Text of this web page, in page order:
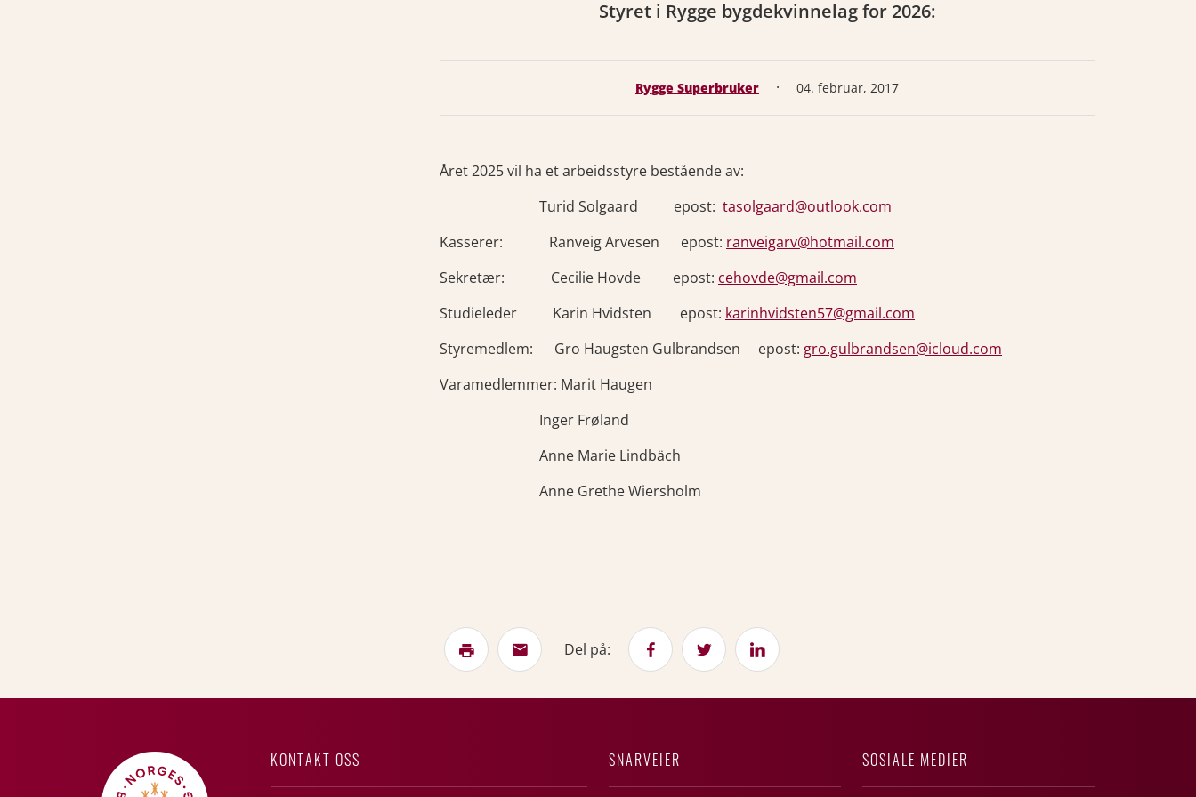
Styret i Rygge bygdekvinnelag for 2026:
Rygge Superbruker · 04. februar, 2017
Året 2025 vil ha et arbeidsstyre bestående av:
Turid Solgaard epost: tasolgaard@outlook.com
Kasserer: Ranveig Arvesen epost: ranveigarv@hotmail.com
Sekretær: Cecilie Hovde epost: cehovde@gmail.com
Studieleder Karin Hvidsten epost: karinhvidsten57@gmail.com
Styremedlem: Gro Haugsten Gulbrandsen epost: gro.gulbrandsen@icloud.com
Varamedlemmer: Marit Haugen
Inger Frøland
Anne Marie Lindbäch
Anne Grethe Wiersholm
Del på:
KONTAKT OSS SNARVEIER SOSIALE MEDIER